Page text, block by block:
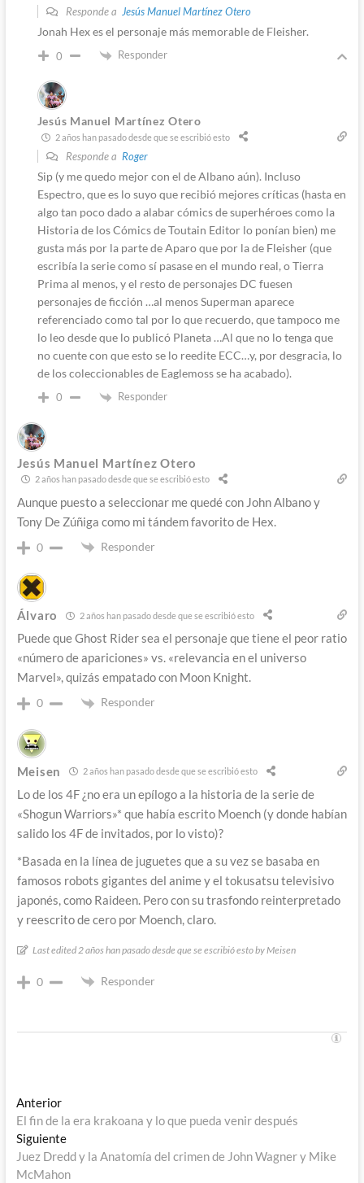
Responde a Jesús Manuel Martínez Otero
Jonah Hex es el personaje más memorable de Fleisher.
0 Responder
Jesús Manuel Martínez Otero
2 años han pasado desde que se escribió esto
Responde a Roger
Sip (y me quedo mejor con el de Albano aún). Incluso
Espectro, que es lo suyo que recibió mejores críticas (hasta en
algo tan poco dado a alabar cómics de superhéroes como la
Historia de los Cómics de Toutain Editor lo ponían bien) me
gusta más por la parte de Aparo que por la de Fleisher (que
escribía la serie como sí pasase en el mundo real, o Tierra
Prima al menos, y el resto de personajes DC fuesen
personajes de ficción …al menos Superman aparece
referenciado como tal por lo que recuerdo, que tampoco me
lo leo desde que lo publicó Planeta …Al que no lo tenga que
no cuente con que esto se lo reedite ECC…y, por desgracia, lo
de los coleccionables de Eaglemoss se ha acabado).
0 Responder
Jesús Manuel Martínez Otero
2 años han pasado desde que se escribió esto
Aunque puesto a seleccionar me quedé con John Albano y
Tony De Zúñiga como mi tándem favorito de Hex.
0 Responder
Álvaro 2 años han pasado desde que se escribió esto
Puede que Ghost Rider sea el personaje que tiene el peor ratio
«número de apariciones» vs. «relevancia en el universo
Marvel», quizás empatado con Moon Knight.
0 Responder
Meisen 2 años han pasado desde que se escribió esto
Lo de los 4F ¿no era un epílogo a la historia de la serie de
«Shogun Warriors»* que había escrito Moench (y donde habían
salido los 4F de invitados, por lo visto)?
*Basada en la línea de juguetes que a su vez se basaba en
famosos robots gigantes del anime y el tokusatsu televisivo
japonés, como Raideen. Pero con su trasfondo reinterpretado
y reescrito de cero por Moench, claro.
Last edited 2 años han pasado desde que se escribió esto by Meisen
0 Responder
Navegación
de
entradas
AnteriorEntrada
anterior:
El fin de la era krakoana y lo que pueda venir después
SiguienteEntrada
siguiente:
Juez Dredd y la Anatomía del crimen de John Wagner y Mike
McMahon